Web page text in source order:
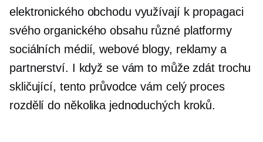
elektronického obchodu využívají k propagaci
svého organického obsahu různé platformy
sociálních médií, webové blogy, reklamy a
partnerství. I když se vám to může zdát trochu
skličující, tento průvodce vám celý proces
rozdělí do několika jednoduchých kroků.